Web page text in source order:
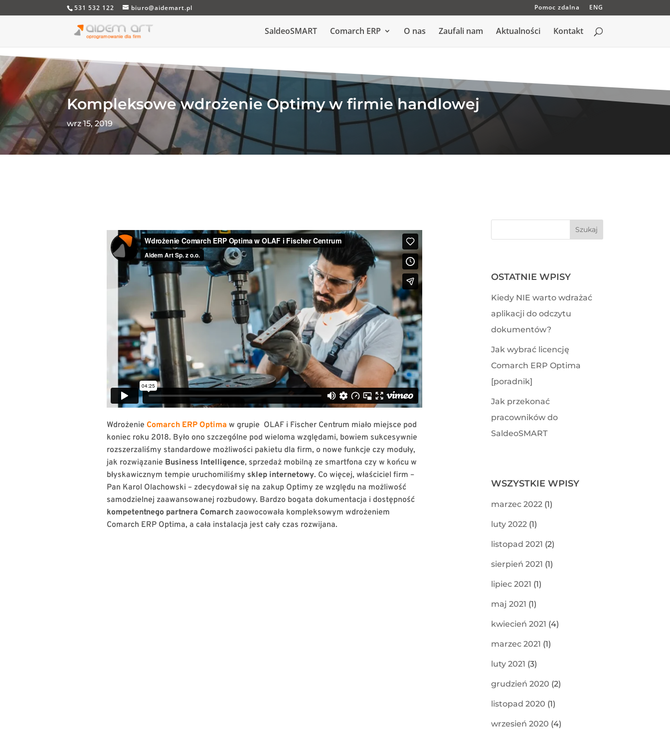
531 532 122 biuro@aidemart.pl Pomoc zdalna ENG
SaldeoSMART Comarch ERP O nas Zaufali nam Aktualności Kontakt
Kompleksowe wdrożenie Optimy w firmie handlowej
wrz 15, 2019
Wdrożenie Comarch ERP Optima w grupie OLAF i Fischer Centrum miało miejsce pod
koniec roku 2018. Było ono szczególne pod wieloma względami, bowiem sukcesywnie
rozszerzaliśmy standardowe możliwości pakietu dla firm, o nowe funkcje czy moduły,
jak rozwiązanie Business Intelligence, sprzedaż mobilną ze smartfona czy w końcu w
błyskawicznym tempie uruchomiliśmy sklep internetowy. Co więcej, właściciel firm –
Pan Karol Olachowski – zdecydował się na zakup Optimy ze względu na możliwość
samodzielnej zaawansowanej rozbudowy. Bardzo bogata dokumentacja i dostępność
kompetentnego partnera Comarchzaowocowała kompleksowym wdrożeniem
Comarch ERP Optima, a cała instalacja jest cały czas rozwijana.
OSTATNIE WPISY
Kiedy NIE warto wdrażać
aplikacji do odczytu
dokumentów?
Jak wybrać licencję
Comarch ERP Optima
[poradnik]
Jak przekonać
pracowników do
SaldeoSMART
WSZYSTKIE WPISY
marzec 2022 (1)
luty 2022 (1)
listopad 2021 (2)
sierpień 2021 (1)
lipiec 2021 (1)
maj 2021 (1)
kwiecień 2021 (4)
marzec 2021 (1)
luty 2021 (3)
grudzień 2020 (2)
listopad 2020 (1)
wrzesień 2020 (4)